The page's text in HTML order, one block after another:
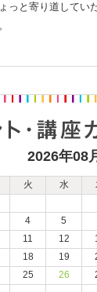
っと寄り道してい
2026年08
火 水
4 5
11 12
18 19
25 26